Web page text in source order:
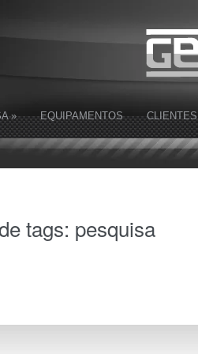
» EQUIPAMENTOS CLIENTES
tags: pesquisa